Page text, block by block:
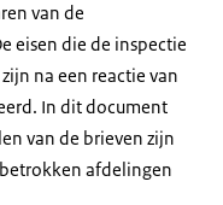
van de
eisen die de inspectie
na een reactie van
In dit document
van de brieven zijn
afdelingen